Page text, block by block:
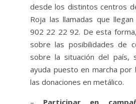
desde los distintos centros
Roja las llamadas que
902 22 22 92. De esta
sobre las posibilidades de
sobre la situación del país,
ayuda puesto en marcha por
las donaciones en metálico.